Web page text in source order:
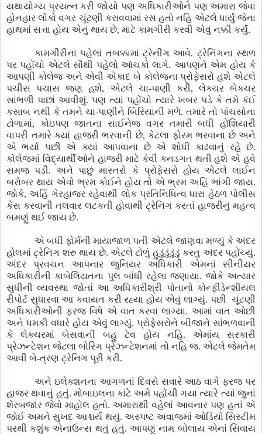
યથાયોગ્ય પ્રયત્ન કરી જોયો પણ અધિકારીઓને પણ અમારા જેવા
હોનહાર લોકો વગર ચૂંટણી કરાવવામાં રસ હતો નહિ એટલે ધાર્યું જેના
હાથમાં સત્તા હોય એનું થાય છે, માટે કામગીરી કરવી એવું નક્કી કર્યું.
કામગીરીના પહેલાં તબક્કામાં ટ્રેનીંગ આવે. ટ્રેનિંગના સ્થળ
પર પહોંચો એટલે સૌથી પહેલો આંચકો લાગે. આપણને એમ હોય કે
આપણી કોલેજ અને એવી એકાદ બે કોલેજના પ્રોફેસરો હશે એટલે
પચીસ પચાસ જણ હશે, એટલે ચા-પાણી કરી, લેક્ચર બેક્ચર
સાંભળી પાછાં આવીશું. પણ ત્યાં પહોંચો ત્યારે ખબર પડે કે તમે કંઈ
કસાબ નથી કે તમને ચા-પાણીને બિરિયાની મળે. તમારે તો પાંચસોના
ટોળામાં, કોઇપણ જાતના સાઈનેજ વગર તમારી બધી હોંશિયારી
વાપરી તમારે ક્યાં હાજરી ભરવાની છે, કેટલા ફોરમ ભરવાના છે અને
એ ભર્યા પછી એ ક્યાં આપવાના છે એ શોધી કાઢવાનું રહે છે.
કોલેજમાં વિદ્યાર્થીઓને હાજરી માટે કેવી કનડગત થતી હશે એ હવે
સમજ પડી. અને પાછું માસ્તરો કે પ્રોફેસરો હોય એટલે લાઈન
બરોબર થાય એવો ભ્રમ કોઈને હોય તો એ ભ્રમ અહિં ભાંગી જાય.
જોકે, અહિં ગેરહાજર રહેવાથી લોક પ્રતિનિધિત્વ ધારા હેઠળ પોલીસ
કેસ કરવાની તલવાર લટકતી હોવાથી ટ્રેનિંગ કરતાં હાજરીનું મહત્વ
બમણું થઈ જાય છે.
એ બધી ફોર્મની માયાજાળ પતી એટલે જાણવા મળ્યું કે અંદર
હોલમાં ટ્રેનિંગ શરુ થાય છે. એટલે ટોળું હુડુંડુંડુંડું કરતુ અંદર પહોંચ્યું.
અંદર પ્રવચન આપનાર જુનિયર અધિકારી એમનાં સીનીયર
અધિકારીની કાબેલિયતના પુલ બાંધી રહેલા જણાયા. જોકે અત્યાર
સુધીની વ્યવસ્થા જોતાં આ અધિકારીશ્રી પોતાનો કોન્ફીડેન્શીયલ
રીપોર્ટ સુધારવા આ કવાયત કરી રહ્યા હોય એવું લાગ્યું. પછી ચૂંટણી
અધિકારીઓની ફરજ વિષે એ વાત કરવા લાગ્યા. આમાં વાત ઓછી
અને ધમકી વધારે હોય એવું લાગ્યું. પ્રોફેસરોને બીજાને સાંભળવાની
કે લેક્ચરમાં બેસવાની બહુ ટેવ હોય નહિ. એમાંય સરકારી
પ્રેઝન્ટેશન જેટલા બોરિંગ પ્રેઝન્ટેશનમાં તો નહિ જ. એટલે જેમતેમ
આવી બે-ત્રણ ટ્રેનિગ પૂરી કરી.
અને ઇલેક્શનના આગળનાં દિવસે સવારે આઠ વાગે ફરજ પર
હાજર થવાનું હતું. મોબાઇલના કાંટે અમે પહોંચી ગયા ત્યારે ત્યાં જુનાં
શેરબજાર જેવો માહોલ હતો. અમારાથી વહેલાં આવનાર પણ હતાં એ
જોઈ અમને સુખદ આશ્ચર્ય થયું. અસ્પષ્ટ અવાજમાં ઓડિયો સિસ્ટીમ
પરથી કશુંક એનાઉન્સ થતું હતું. આપણું નામ બોલાય એનાં સિવાય